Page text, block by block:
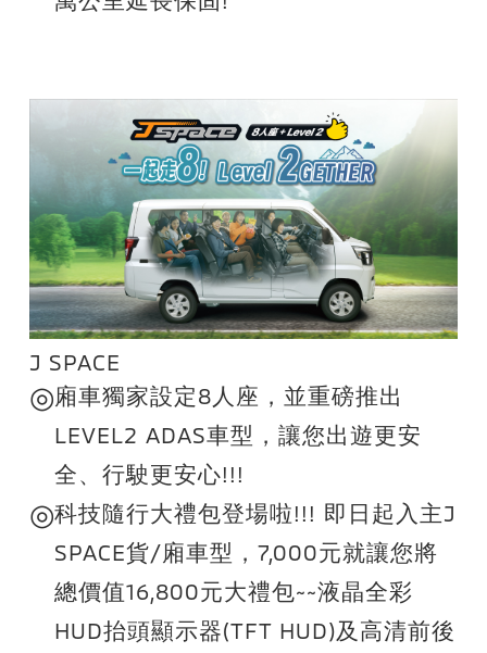
J SPACE
◎廂車獨家設定8人座，並重磅推出
LEVEL2 ADAS車型，讓您出遊更安
全、行駛更安心!!!
◎科技隨行大禮包登場啦!!! 即日起入主J
SPACE貨/廂車型，7,000元就讓您將
總價值16,800元大禮包~~液晶全彩
HUD抬頭顯示器(TFT HUD)及高清前後